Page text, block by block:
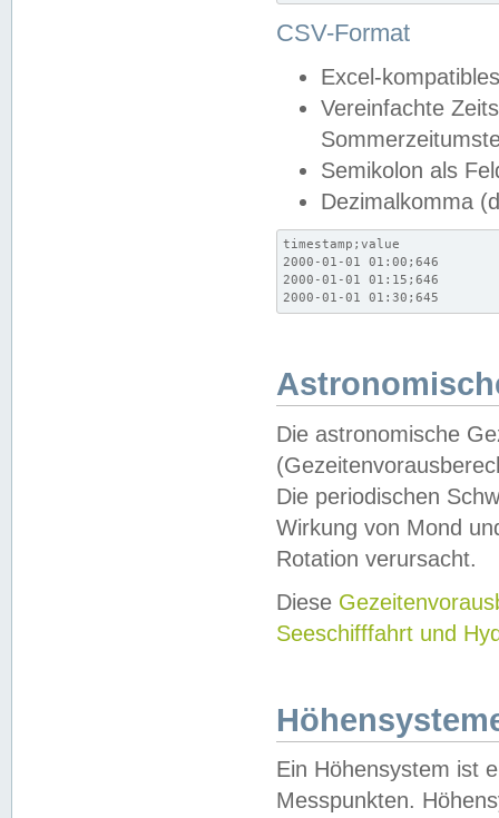
CSV-Format
Excel-
Vereinfachte
Semikolon als
Dezimalkomma
timestamp;value
2000-01-01 01:00;646
2000-01-01 01:15;646
2000-01-01 01:30;645
Die astronomische
Die periodischen
Wirkung von Mond
Rotation verursacht.
Diese
Seeschifffahrt und
Ein Höhensystem ist
Messpunkten.